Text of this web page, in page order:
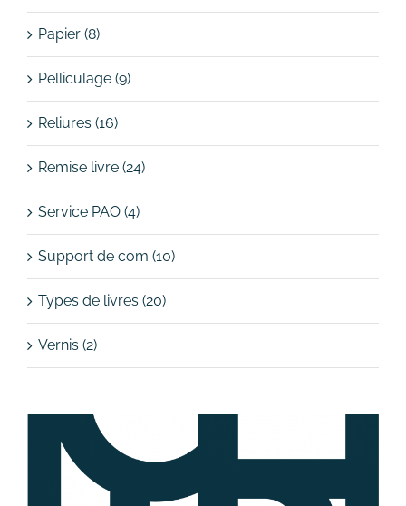
Papier (8)
Pelliculage (9)
Reliures (16)
Remise livre (24)
Service PAO (4)
Support de com (10)
Types de livres (20)
Vernis (2)